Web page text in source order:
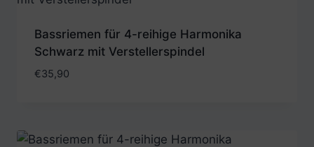
Bassriemen für 4-reihige Harmonika
Schwarz mit Verstellerspindel
€35,90